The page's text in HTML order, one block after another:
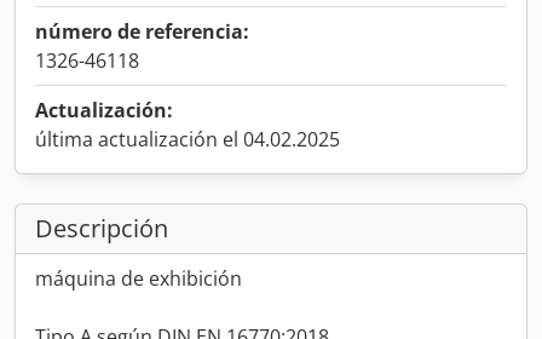
número de referencia:
1326-46118
Actualización:
última actualización el 04.02.2025
Descripción
máquina de exhibición